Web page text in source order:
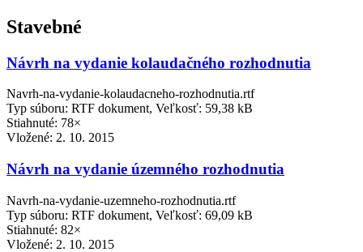
Stavebné
Návrh na vydanie kolaudačného rozhodnutia
Navrh-na-vydanie-kolaudacneho-rozhodnutia.rtf
Typ súboru: RTF dokument, Veľkosť: 59,38 kB
Stiahnuté: 78×
Vložené: 2. 10. 2015
Návrh na vydanie územného rozhodnutia
Navrh-na-vydanie-uzemneho-rozhodnutia.rtf
Typ súboru: RTF dokument, Veľkosť: 69,09 kB
Stiahnuté: 82×
Vložené: 2. 10. 2015